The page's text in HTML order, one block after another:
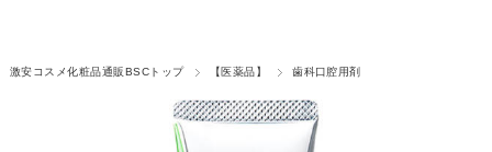
激安コスメ化粧品通販BSCトップ 【医薬品】 歯科口腔用剤